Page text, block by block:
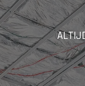
E-mail
Telefoonnummer